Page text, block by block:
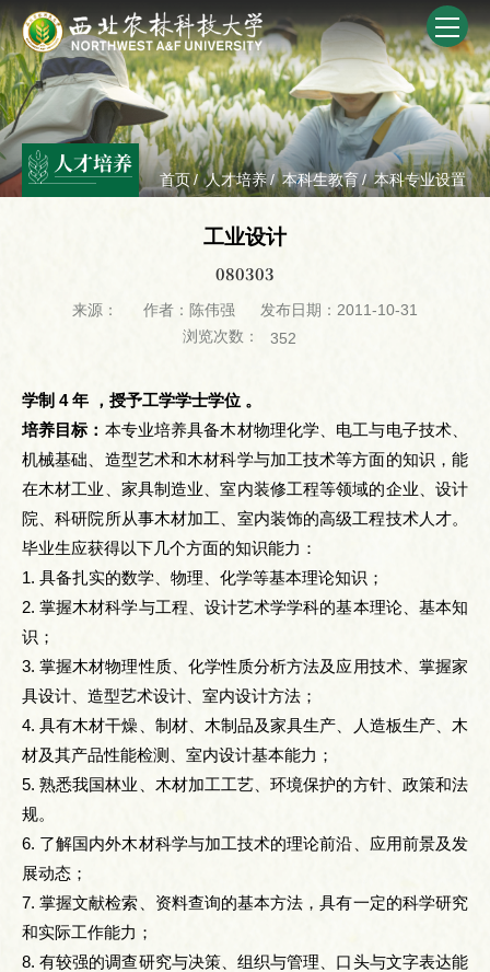
人才培养
首页 / 人才培养 / 本科生教育 / 本科专业设置
工业设计
080303
来源： 作者：陈伟强
发布日期：2011-10-31
浏览次数：
352
学制 4 年 ，授予工学学士学位 。
培养目标： 本专业培养具备木材物理化学、电工与电子技术、
机械基础、造型艺术和木材科学与加工技术等方面的知识，能
在木材工业、家具制造业、室内装修工程等领域的企业、设计
院、科研院所从事木材加工、室内装饰的高级工程技术人才。
毕业生应获得以下几个方面的知识能力：
1. 具备扎实的数学、物理、化学等基本理论知识；
2. 掌握木材科学与工程、设计艺术学学科的基本理论、基本知
识；
3. 掌握木材物理性质、化学性质分析方法及应用技术、掌握家
具设计、造型艺术设计、室内设计方法；
4. 具有木材干燥、制材、木制品及家具生产、人造板生产、木
材及其产品性能检测、室内设计基本能力；
5. 熟悉我国林业、木材加工工艺、环境保护的方针、政策和法
规。
6. 了解国内外木材科学与加工技术的理论前沿、应用前景及发
展动态；
7. 掌握文献检索、资料查询的基本方法，具有一定的科学研究
和实际工作能力；
8. 有较强的调查研究与决策、组织与管理、口头与文字表达能